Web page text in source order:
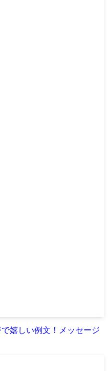
嬉しい例文！メッセージ